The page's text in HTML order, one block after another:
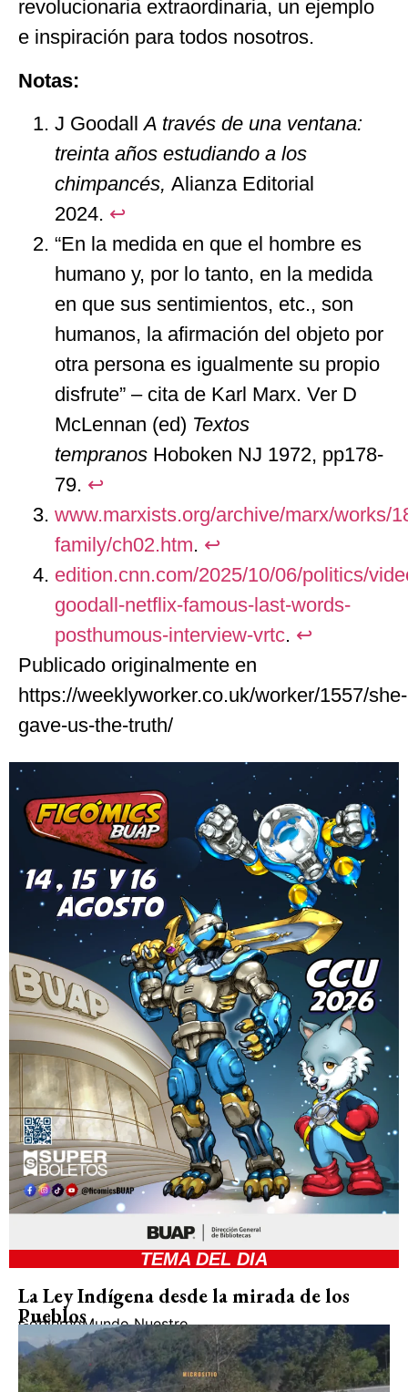
revolucionaria extraordinaria, un ejemplo
e inspiración para todos nosotros.
Notas:
J GoodallA través de una ventana:
treinta años estudiando a los
chimpancés, Alianza Editorial
2024. ↩︎
“En la medida en que el hombre es
humano y, por lo tanto, en la medida
en que sus sentimientos, etc., son
humanos, la afirmación del objeto por
otra persona es igualmente su propio
disfrute” – cita de Karl Marx. Ver D
McLennan (ed) Textos
tempranos Hoboken NJ 1972, pp178-
79. ↩︎
www.marxists.org/archive/marx/works/
family/ch02.htm. ↩︎
edition.cnn.com/2025/10/06/politics/
goodall-netflix-famous-last-words-
posthumous-interview-vrtc. ↩︎
Publicado originalmente en
https://weeklyworker.co.uk/worker/1557/she-
gave-us-the-truth/
TEMA DEL DIA
La Ley Indígena desde la mirada de los
Pueblos
GobiernoMundo Nuestro